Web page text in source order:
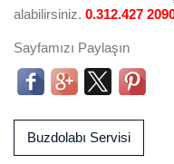
alabilirsiniz. 0.312.427
Sayfamızı Paylaşın
Buzdolabı Servisi